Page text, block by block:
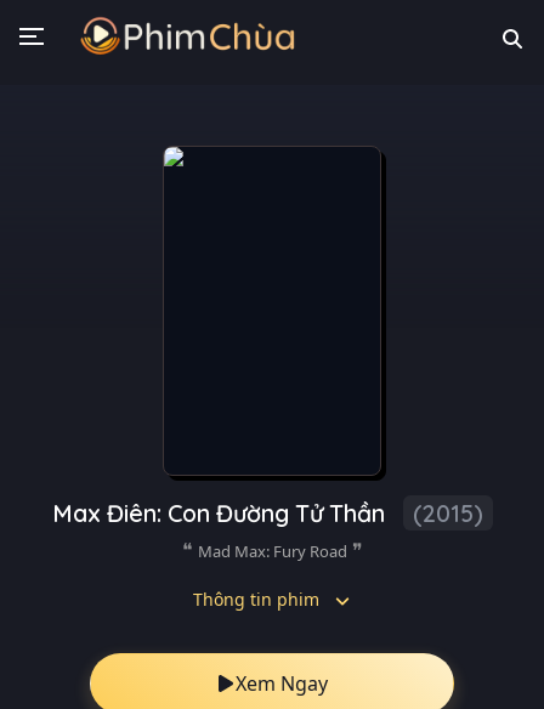
Max Điên: Con Đường Tử Thần (2015)
Mad Max: Fury Road
Thông tin phim
Xem Ngay